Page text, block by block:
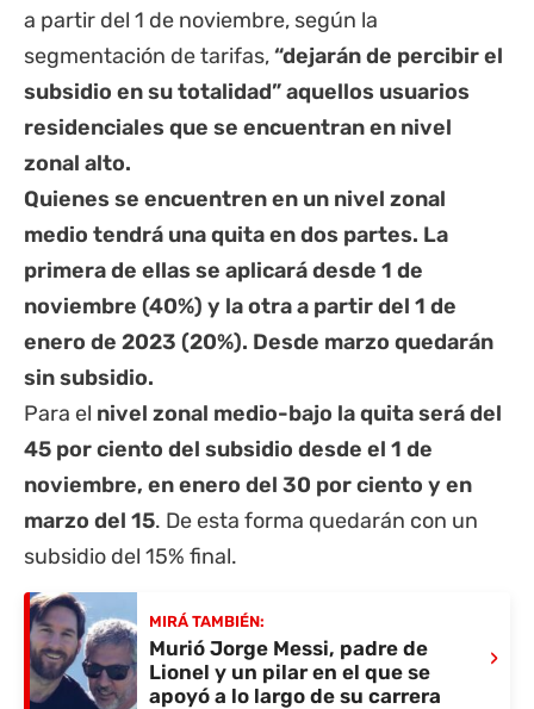
a partir del 1 de noviembre, según la
segmentación de tarifas,“dejarán de percibir el
subsidio en su totalidad” aquellos usuarios
residenciales que se encuentran en nivel
zonal alto.
Quienes se encuentren en un nivel zonal
medio tendrá una quita en dos partes. La
primera de ellas se aplicará desde 1 de
noviembre (40%) y la otra a partir del 1 de
enero de 2023 (20%). Desde marzo quedarán
sin subsidio.
Para el nivel zonal medio-bajo la quita será del
45 por ciento del subsidio desde el 1 de
noviembre, en enero del 30 por ciento y en
marzo del 15. De esta forma quedarán con un
subsidio del 15% final.
MIRÁ TAMBIÉN:
Murió Jorge Messi, padre de
Lionel y un pilar en el que se
apoyó a lo largo de su carrera
›